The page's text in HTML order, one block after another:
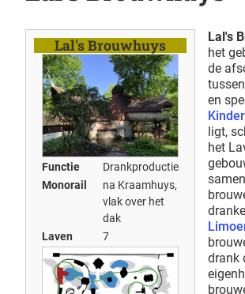
Lal's Brouwhuys
Functie
Drankproductie
Monorail
na Kraamhuys,
vlak over het
dak
Laven
7
Lal's
het
de
en
ligt,
het
drank